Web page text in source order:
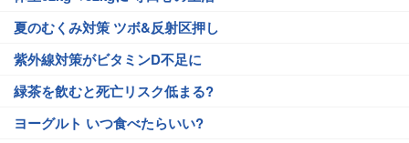
夏のむくみ対策 ツボ&反射区押し
紫外線対策がビタミンD不足に
緑茶を飲むと死亡リスク低まる?
ヨーグルト いつ食べたらいい?